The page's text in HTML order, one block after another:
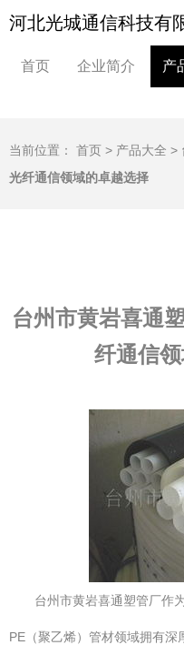
河北光城通信科技有
首页 企业简介 产
当前位置： 首页 > 产品大全 >
光纤通信领域的卓越选择
台州市黄岩喜通
纤通信
台州市黄岩喜通塑管厂作
PE（聚乙烯）管材领域拥有